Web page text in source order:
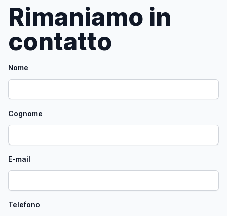
Rimaniamo in
contatto
Nome
Cognome
E-mail
Telefono